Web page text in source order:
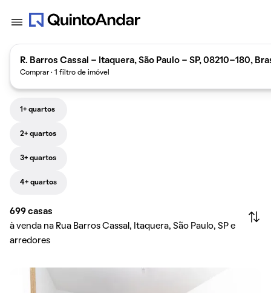
R. Barros Cassal - Itaquera, São Paulo - SP, 08210-180,
Comprar · 1 filtro de imóvel
1+ quartos
2+ quartos
3+ quartos
4+ quartos
699 casas
à venda na Rua Barros Cassal, Itaquera, São Paulo, SP e
arredores